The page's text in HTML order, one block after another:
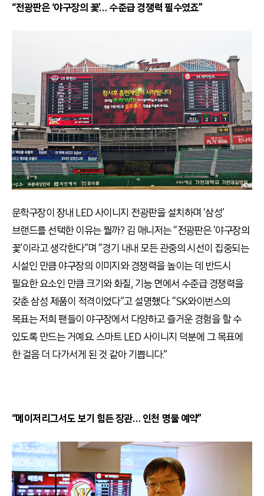
“전광판은 ‘야구장의 꽃’… 수준급 경쟁력 필수였죠”
문학구장이 장내 LED 사이니지 전광판을 설치하며 ‘삼성’
브랜드를 선택한 이유는 뭘까? 김 매니저는 “전광판은 ‘야구장의
꽃’이라고 생각한다”며 “경기 내내 모든 관중의 시선이 집중되는
시설인 만큼 야구장의 이미지와 경쟁력을 높이는 데 반드시
필요한 요소인 만큼 크기와 화질, 기능 면에서 수준급 경쟁력을
갖춘 삼성 제품이 적격이었다”고 설명했다. “SK와이번스의
목표는 저희 팬들이 야구장에서 다양하고 즐거운 경험을 할 수
있도록 만드는 거예요. 스마트 LED 사이니지 덕분에 그 목표에
한 걸음 더 다가서게 된 것 같아 기쁩니다.”
“메이저리그서도 보기 힘든 장관… 인천 명물 예약”